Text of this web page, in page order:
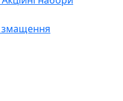
змащення